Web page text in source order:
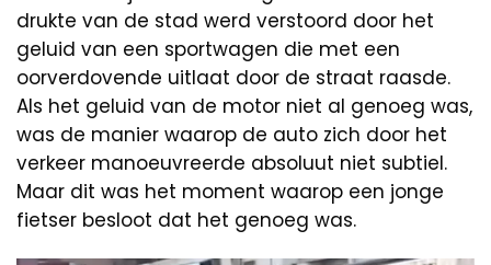
drukte van de stad werd verstoord door het
geluid van een sportwagen die met een
oorverdovende uitlaat door de straat raasde.
Als het geluid van de motor niet al genoeg was,
was de manier waarop de auto zich door het
verkeer manoeuvreerde absoluut niet subtiel.
Maar dit was het moment waarop een jonge
fietser besloot dat het genoeg was.